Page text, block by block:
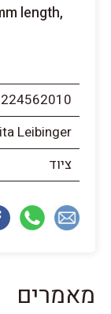
length,
Leibinger
ציוד
מאמרים